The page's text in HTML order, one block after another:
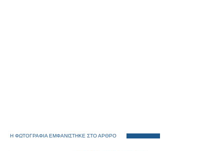
Η ΦΩΤΟΓΡΑΦΙΑ ΕΜΦΑΝΙΣΤΗΚΕ ΣΤΟ ΑΡΘΡΟ